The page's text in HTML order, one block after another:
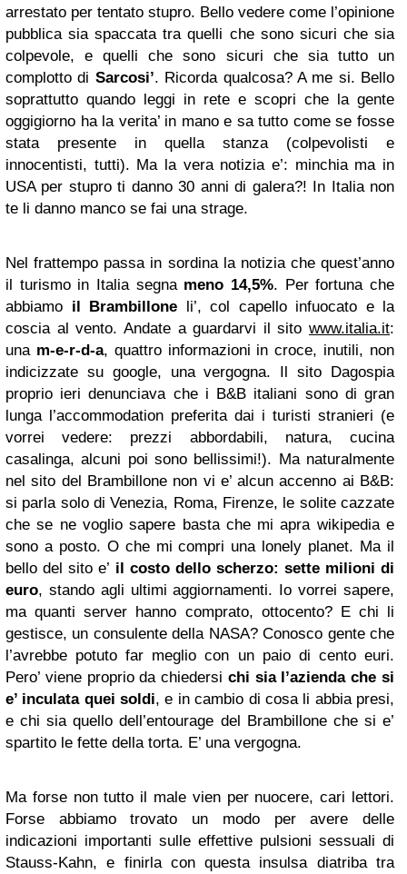
arrestato per tentato stupro. Bello vedere come l’opinione
pubblica sia spaccata tra quelli che sono sicuri che sia
colpevole, e quelli che sono sicuri che sia tutto un
complotto di Sarcosi’. Ricorda qualcosa? A me si. Bello
soprattutto quando leggi in rete e scopri che la gente
oggigiorno ha la verita’ in mano e sa tutto come se fosse
stata presente in quella stanza (colpevolisti e
innocentisti, tutti). Ma la vera notizia e’: minchia ma in
USA per stupro ti danno 30 anni di galera?! In Italia non
te li danno manco se fai una strage.
Nel frattempo passa in sordina la notizia che quest’anno
il turismo in Italia segnameno 14,5%. Per fortuna che
abbiamo il Brambillone li’, col capello infuocato e la
coscia al vento. Andate a guardarvi il sito www.italia.it:
una m-e-r-d-a, quattro informazioni in croce, inutili, non
indicizzate su google, una vergogna. Il sito Dagospia
proprio ieri denunciava che i B&B italiani sono di gran
lunga l’accommodation preferita dai i turisti stranieri (e
vorrei vedere: prezzi abbordabili, natura, cucina
casalinga, alcuni poi sono bellissimi!). Ma naturalmente
nel sito del Brambillone non vi e’ alcun accenno ai B&B:
si parla solo di Venezia, Roma, Firenze, le solite cazzate
che se ne voglio sapere basta che mi apra wikipedia e
sono a posto. O che mi compri una lonely planet. Ma il
bello del sito e’ il costo dello scherzo: sette milioni di
euro, stando agli ultimi aggiornamenti. Io vorrei sapere,
ma quanti server hanno comprato, ottocento? E chi li
gestisce, un consulente della NASA? Conosco gente che
l’avrebbe potuto far meglio con un paio di cento euri.
Pero’ viene proprio da chiedersi chi sia l’azienda che si
e’ inculata quei soldi, e in cambio di cosa li abbia presi,
e chi sia quello dell’entourage del Brambillone che si e’
spartito le fette della torta. E’ una vergogna.
Ma forse non tutto il male vien per nuocere, cari lettori.
Forse abbiamo trovato un modo per avere delle
indicazioni importanti sulle effettive pulsioni sessuali di
Stauss-Kahn, e finirla con questa insulsa diatriba tra